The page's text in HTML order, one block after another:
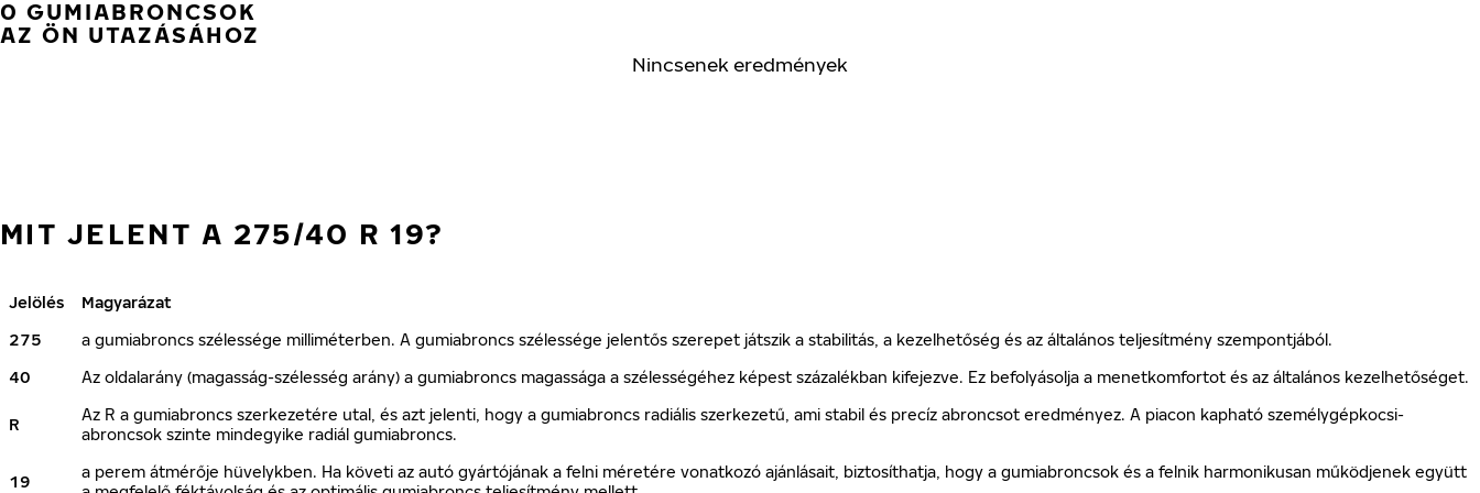
0 GUMIABRONCSOK
AZ ÖN UTAZÁSÁHOZ
Nincsenek eredmények
MIT JELENT A 275/40 R 19?
Jelölés
Magyarázat
275
a gumiabroncs szélessége milliméterben. A gumiabroncs szélessége jelentős szerepet játszik a stabilitás, a kezelhetőség és az általános teljesítmény szempontjából.
40
Az oldalarány (magasság-szélesség arány) a gumiabroncs magassága a szélességéhez képest százalékban kifejezve. Ez befolyásolja a menetkomfortot és az általános kezelhetőséget.
R
Az R a gumiabroncs szerkezetére utal, és azt jelenti, hogy a gumiabroncs radiális szerkezetű, ami stabil és precíz abroncsot eredményez. A piacon kapható személygépkocsi-
abroncsok szinte mindegyike radiál gumiabroncs.
19
a perem átmérője hüvelykben. Ha követi az autó gyártójának a felni méretére vonatkozó ajánlásait, biztosíthatja, hogy a gumiabroncsok és a felnik harmonikusan működjenek együtt